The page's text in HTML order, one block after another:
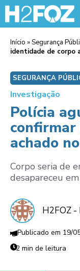
Início »Segurança
identidade de corpo
SEGURANÇA
Investigação
Polícia
achado
Corpo seria de
desapareceu
H2FOZ -
19/
2 min de leitura